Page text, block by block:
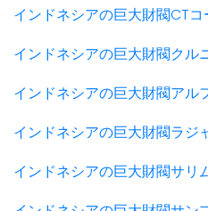
インドネシアの巨大財閥CT
インドネシアの巨大財閥クル
インドネシアの巨大財閥アル
インドネシアの巨大財閥ラジ
インドネシアの巨大財閥サリ